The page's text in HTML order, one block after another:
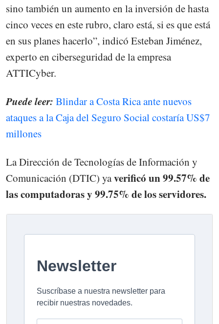
sino también un aumento en la inversión de hasta
cinco veces en este rubro, claro está, si es que está
en sus planes hacerlo”, indicó Esteban Jiménez,
experto en ciberseguridad de la empresa
ATTICyber.
Puede leer: Blindar a Costa Rica ante nuevos
ataques a la Caja del Seguro Social costaría US$7
millones
La Dirección de Tecnologías de Información y
Comunicación (DTIC) yaverificó un 99.57% de
las computadoras y 99.75% de los servidores.